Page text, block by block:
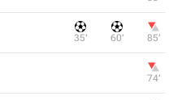
35‎’‎ 60‎’‎ 85‎’‎
74‎’‎